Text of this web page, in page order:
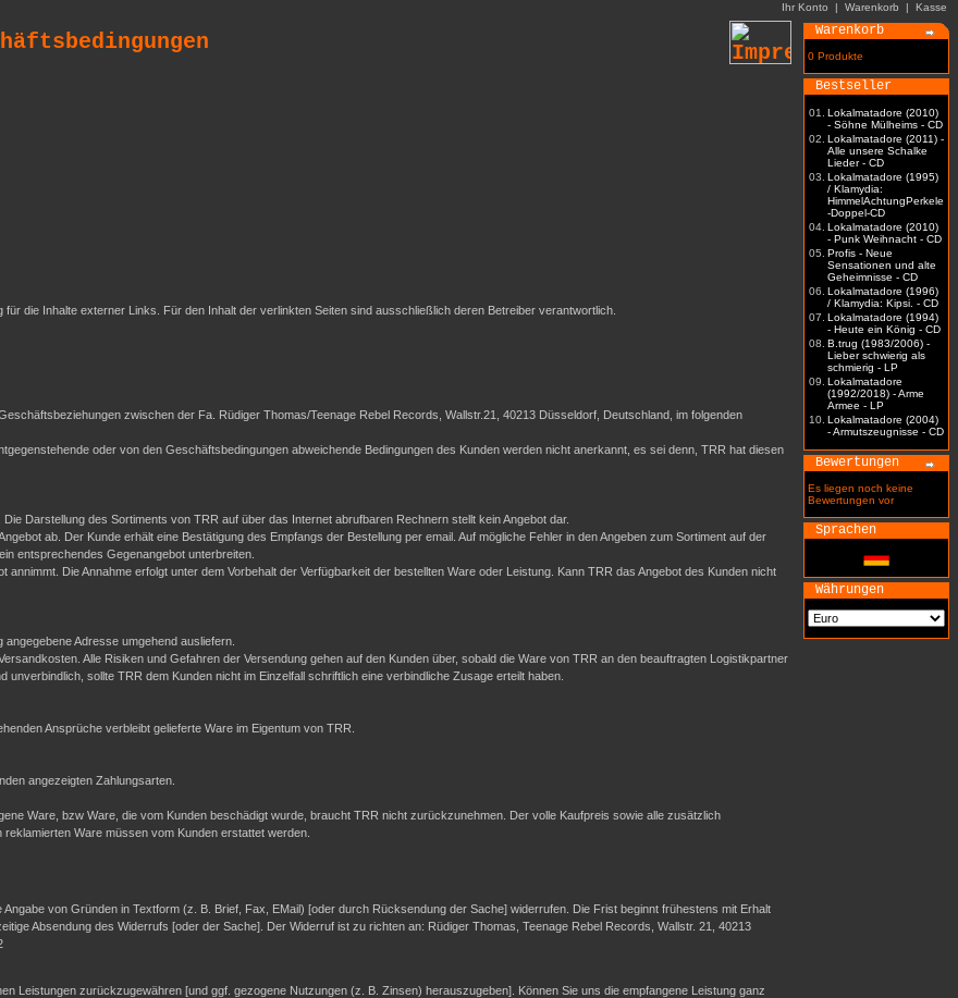
Ihr Konto | Warenkorb | Kasse
die Inhalte externer Links. Für den Inhalt der verlinkten Seiten sind ausschließlich deren Betreiber verantwortlich.
zwischen der Fa. Rüdiger Thomas/Teenage Rebel Records, Wallstr.21, 40213 Düsseldorf, Deutschland, im folgenden
oder von den Geschäftsbedingungen abweichende Bedingungen des Kunden werden nicht anerkannt, es sei denn, TRR hat diesen
Darstellung des Sortiments von TRR auf über das Internet abrufbaren Rechnern stellt kein Angebot dar.
ab. Der Kunde erhält eine Bestätigung des Empfangs der Bestellung per email. Auf mögliche Fehler in den Angeben zum Sortiment auf der
entsprechendes Gegenangebot unterbreiten.
Die Annahme erfolgt unter dem Vorbehalt der Verfügbarkeit der bestellten Ware oder Leistung. Kann TRR das Angebot des Kunden nicht
Adresse umgehend ausliefern.
Alle Risiken und Gefahren der Versendung gehen auf den Kunden über, sobald die Ware von TRR an den beauftragten Logistikpartner
sollte TRR dem Kunden nicht im Einzelfall schriftlich eine verbindliche Zusage erteilt haben.
Ansprüche verbleibt gelieferte Ware im Eigentum von TRR.
angezeigten Zahlungsarten.
Ware, bzw Ware, die vom Kunden beschädigt wurde, braucht TRR nicht zurückzunehmen. Der volle Kaufpreis sowie alle zusätzlich
Ware müssen vom Kunden erstattet werden.
von Gründen in Textform (z. B. Brief, Fax, E­Mail) [oder durch Rücksendung der Sache] widerrufen. Die Frist beginnt frühestens mit Erhalt
Absendung des Widerrufs [oder der Sache]. Der Widerruf ist zu richten an: Rüdiger Thomas, Teenage Rebel Records, Wallstr. 21, 40213
Leistungen zurückzugewähren [und ggf. gezogene Nutzungen (z. B. Zinsen) herauszugeben]. Können Sie uns die empfangene Leistung ganz
Warenkorb
0 Produkte
Bestseller
01.
Lokalmatadore (2010)
- Söhne Mülheims - CD
02. Lokalmatadore (2011) -
Alle unsere Schalke
Lieder - CD
03. Lokalmatadore (1995)
/ Klamydia:
HimmelAchtungPerkele
-Doppel-CD
04. Lokalmatadore (2010)
- Punk Weihnacht - CD
05. Profis - Neue
Sensationen und alte
Geheimnisse - CD
06. Lokalmatadore (1996)
/ Klamydia: Kipsi. - CD
07. Lokalmatadore (1994)
- Heute ein König - CD
08. B.trug (1983/2006) -
Lieber schwierig als
schmierig - LP
09. Lokalmatadore
(1992/2018) - Arme
Armee - LP
10. Lokalmatadore (2004)
- Armutszeugnisse - CD
Bewertungen
Es liegen noch keine
Bewertungen vor
Sprachen
Währungen